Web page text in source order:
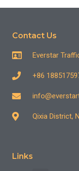
Contact Us
Everstar
+86
Qixia District,
Links